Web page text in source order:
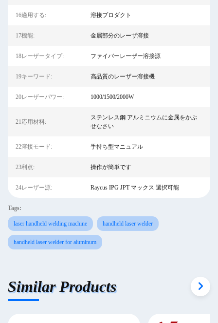
16適用する: 溶接プロダクト
17機能: 金属部分のレーザ溶接
18レーザータイプ: ファイバーレーザー溶接源
19キーワード: 高品質のレーザー溶接機
20レーザーパワー: 1000/1500/2000W
21応用材料:
ステンレス鋼 アルミニウムに金属をかぶ
せなさい
22溶接モード: 手持ち型マニュアル
23利点: 操作が簡単です
24レーザー源: Raycus IPG JPT マックス 選択可能
Tags:
laser handheld welding machine handheld laser welder
handheld laser welder for aluminum
Similar Products